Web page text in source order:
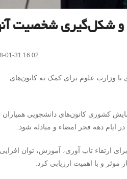
و شکل‌گیری شخصیت
01-31 16:02
با وزارت علوم برای کمک به کانون‌های
یکشنبه ۸ بهمن در دومین همایش کشوری کانون‌های دانشجویی همیاران
ایام دهه‌ فجر امضاء و مبادله شود.
ارتقاء تاب آوری، آموزش، توان افزایی
و با اهمیت ارزیابی کرد.